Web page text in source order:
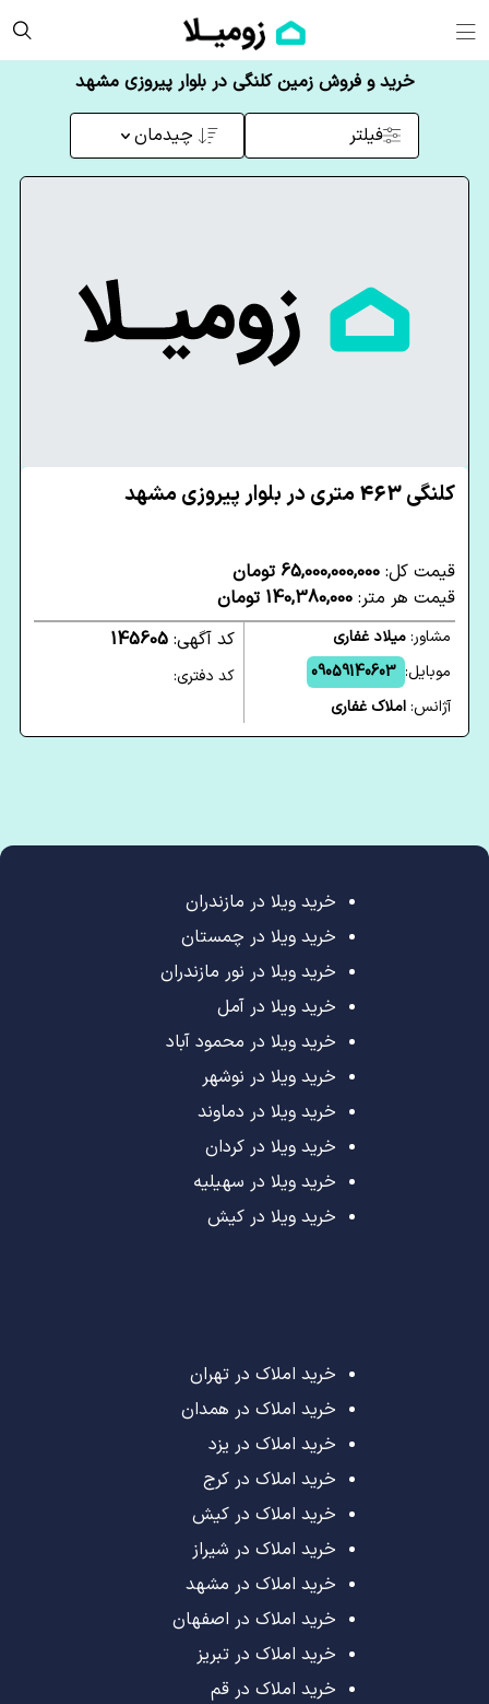
خرید و فروش زمین کلنگی در بلوار پیروزی مشهد
فیلتر چیدمان
کلنگی 463 متری در بلوار پیروزی مشهد
قیمت کل: 65,000,000,000 تومان
قیمت هر متر: 140,380,000 تومان
مشاور:میلاد غفاری
موبایل: 09059140603
آژانس:املاک غفاری
کد آگهی: 145605
کد دفتری:
خرید ویلا در مازندران
خرید ویلا در چمستان
خرید ویلا در نور مازندران
خرید ویلا در آمل
خرید ویلا در محمود آباد
خرید ویلا در نوشهر
خرید ویلا در دماوند
خرید ویلا در کردان
خرید ویلا در سهیلیه
خرید ویلا در کیش
خرید املاک در تهران
خرید املاک در همدان
خرید املاک در یزد
خرید املاک در کرج
خرید املاک در کیش
خرید املاک در شیراز
خرید املاک در مشهد
خرید املاک در اصفهان
خرید املاک در تبریز
خرید املاک در قم